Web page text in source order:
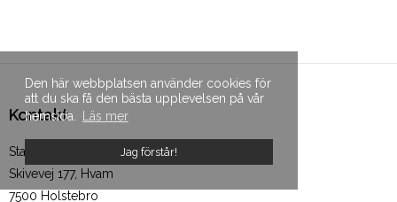
Den här webbplatsen använder cookies för
att du ska få den bästa upplevelsen på vår
hemsida.
Läs mer
Jag förstår!
Kontakt
Staybeautiful
Skivevej 177, Hvam
7500 Holstebro